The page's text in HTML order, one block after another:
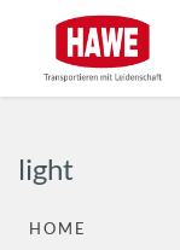
light
HOME